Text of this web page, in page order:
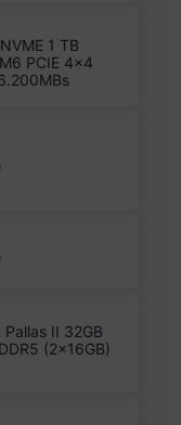
1 TB
PCIE 4×4
Pallas II 32GB
(2x16GB)